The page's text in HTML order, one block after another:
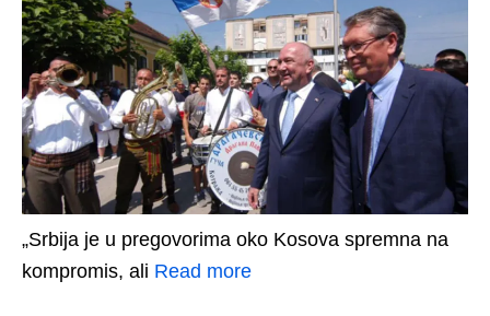
„Srbija je u pregovorima oko Kosova spremna na
kompromis, ali Read more